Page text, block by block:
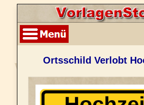
Ortsschild Verlobt